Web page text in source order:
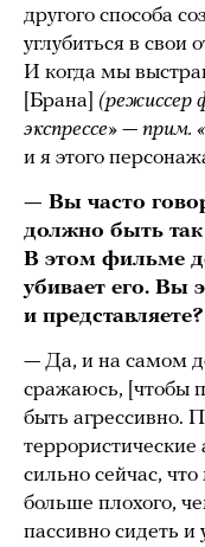
другого способа
углубиться в свои
И когда мы
[Брана] (режиссер
экспрессе» — прим.
и я этого
— Вы часто
должно быть так
В этом фильме
убивает его. Вы
и представляете?
— Да, и на самом
сражаюсь, [чтобы
быть агрессивно.
террористические
сильно сейчас,
больше плохого,
пассивно сидеть и